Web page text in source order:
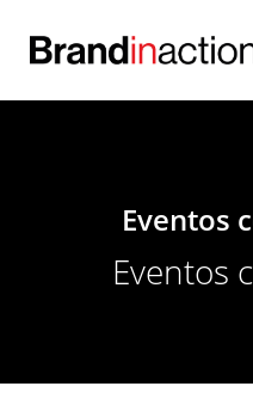
Eventos
Eventos